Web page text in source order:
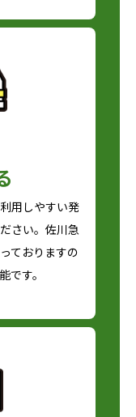
用しやすい発
さい。佐川急
ておりますの
です。